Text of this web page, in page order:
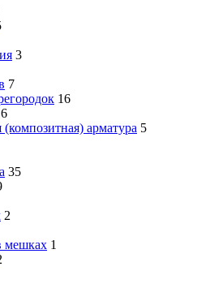
3
7
16
6
(композитная) арматура 5
35
2
мешках 1